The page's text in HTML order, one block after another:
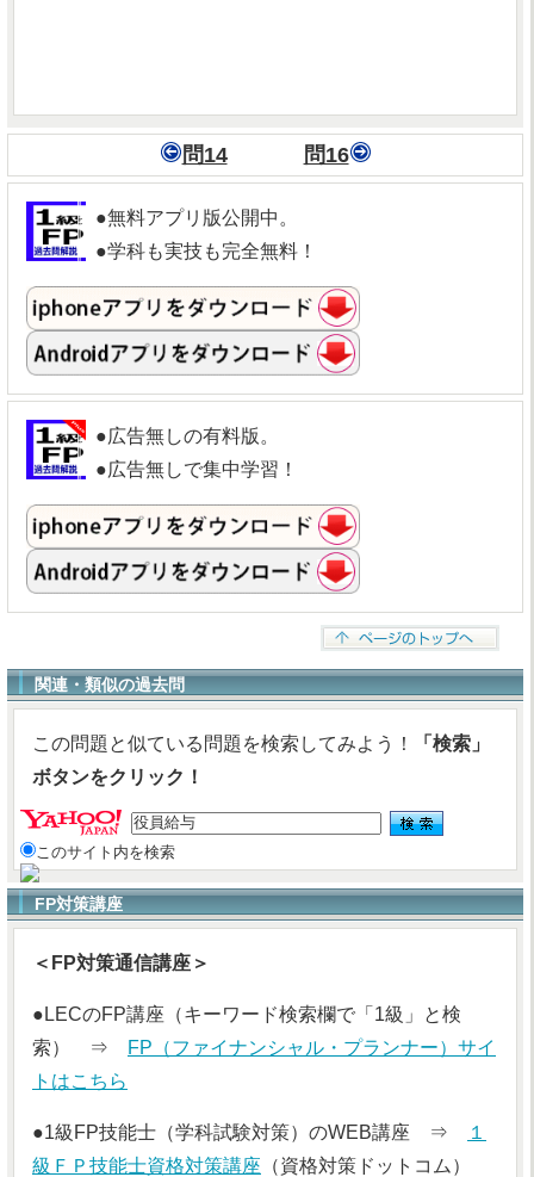
問14 問16
●無料アプリ版公開中。
●学科も実技も完全無料！
●広告無しの有料版。
●広告無しで集中学習！
関連・類似の過去問
この問題と似ている問題を検索してみよう！
「検索」
ボタンをクリック！
このサイト内を検索
FP対策講座
＜FP対策通信講座＞
●LECのFP講座（キーワード検索欄で「1級」と検
索） ⇒
FP（ファイナンシャル・プランナー）サイ
トはこちら
●1級FP技能士（学科試験対策）のWEB講座 ⇒
１
級ＦＰ技能士資格対策講座 （資格対策ドットコム）